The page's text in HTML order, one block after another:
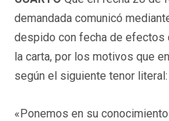
demandada comunicó
despido con fecha de efectos
la carta, por los motivos que
según el siguiente tenor literal:
«Ponemos en su